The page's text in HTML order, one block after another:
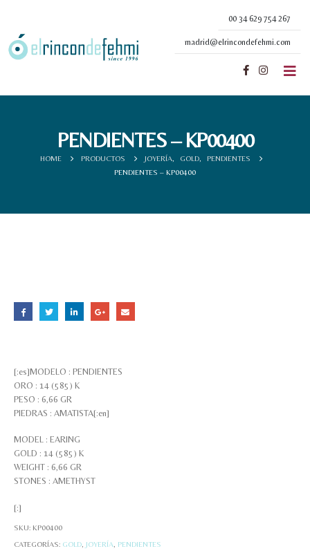
00 34 629 754 267
madrid@elrincondefehmi.com
PENDIENTES – KP00400
HOME PRODUCTOS JOYERÍA GOLD
PENDIENTES
PENDIENTES – KP00400
[:es]MODELO : PENDIENTES
ORO : 14 (585) K
PESO : 6,66 GR
PIEDRAS : AMATISTA[:en]
MODEL : EARING
GOLD : 14 (585) K
WEIGHT : 6,66 GR
STONES : AMETHYST
[:]
SKU: KP00400
CATEGORÍAS: GOLD JOYERÍA PENDIENTES